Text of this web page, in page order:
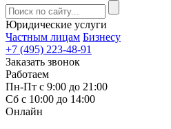
Юридические услуги
Частным лицам Бизнесу
+7 (495) 223-48-91
Заказать звонок
Работаем
Пн-Пт с 9:00 до 21:00
Сб с 10:00 до 14:00
Онлайн